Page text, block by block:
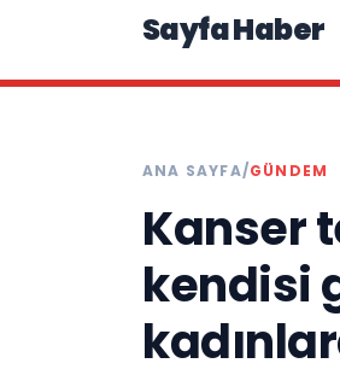
Sayfa Haber
ANA SAYFA/GÜNDEM
Kanser
kendisi